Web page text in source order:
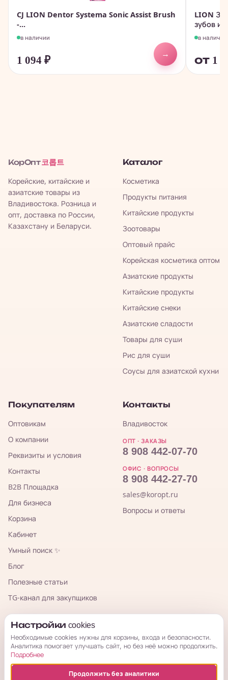
CJ LION Dentor Systema Sonic Assist Brush
-...
в наличии
1 094 ₽
→
LION
зубов и...
в наличии
от 1
КорОпт 코롭트
Корейские, китайские и
азиатские товары из
Владивостока. Розница и
опт, доставка по России,
Казахстану и Беларуси.
Каталог
Косметика
Продукты питания
Китайские продукты
Зоотовары
Оптовый прайс
Корейская косметика оптом
Азиатские продукты
Китайские продукты
Китайские снеки
Азиатские сладости
Товары для суши
Рис для суши
Соусы для азиатской кухни
Покупателям
Оптовикам
О компании
Реквизиты и условия
Контакты
B2B Площадка
Для бизнеса
Корзина
Кабинет
Умный поиск ✨
Блог
Полезные статьи
TG-канал для закупщиков
Контакты
Владивосток
ОПТ · ЗАКАЗЫ
8 908 442-07-70
ОФИС · ВОПРОСЫ
8 908 442-27-70
sales@koropt.ru
Вопросы и ответы
КорОпт
Настройки cookies
Необходимые cookies нужны для корзины, входа и безопасности.
Аналитика помогает улучшать сайт, но без неё можно продолжить.
Подробнее
Продолжить без аналитики